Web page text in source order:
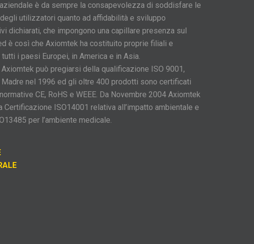
è da sempre la consapevolezza di soddisfare le
utilizzatori quanto ad affidabilità e sviluppo
dichiarati, che impongono una capillare presenza sul
è così che Axiomtek ha costituito proprie filiali e
i paesi Europei, in America e in Asia.
può pregiarsi della qualificazione ISO 9001,
Madre nel 1996 ed gli oltre 400 prodotti sono certificati
CE, RoHS e WEEE. Da Novembre 2004 Axiomtek
Certificazione ISO14001 relativa all’impatto ambientale e
per l’ambiente medicale.